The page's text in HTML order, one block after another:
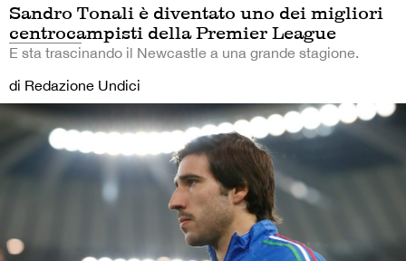
Sandro Tonali è diventato uno dei migliori
centrocampisti della Premier League
E sta trascinando il Newcastle a una grande stagione.
di Redazione Undici